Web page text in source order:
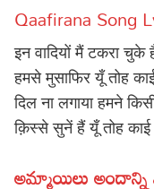
Movie Reviews
Food
Articles
Facts
Devotional
Christianity
Hindi
Qaafirana Song
इन वादियों मैं टकरा चुके
हमसे मुसाफिर यूँ तोह
दिल ना लगाया हमने
क़िस्से सुनें हैं यूँ तोह काई
అమ్మాయిలు అందాన్ని